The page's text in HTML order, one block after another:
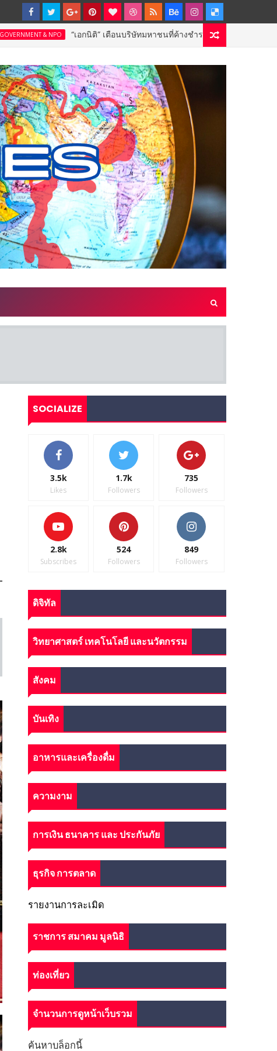
“เอกนิติ” เตือนบริษัทมหาชนที่ค้างชำระค่าบริการวิชาชีพ ต้องเปิดเผยข้อมูลท
SOCIALIZE
3.5k
Likes
1.7k
Followers
735
Followers
2.8k
Subscribes
524
Followers
849
Followers
ดิจิทัล
วิทยาศาสตร์ เทคโนโลยี และนวัตกรรม
สังคม
บันเทิง
อาหารและเครื่องดื่ม
ความงาม
การเงิน ธนาคาร และ ประกันภัย
ธุรกิจ การตลาด
รายงานการละเมิด
ราชการ สมาคม มูลนิธิ
ท่องเที่ยว
จำนวนการดูหน้าเว็บรวม
ค้นหาบล็อกนี้